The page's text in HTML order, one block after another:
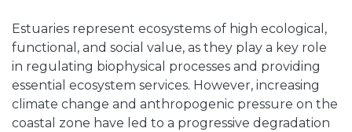
Estuaries represent ecosystems of high ecological,
functional, and social value, as they play a key role
in regulating biophysical processes and providing
essential ecosystem services. However, increasing
climate change and anthropogenic pressure on the
coastal zone have led to a progressive degradation